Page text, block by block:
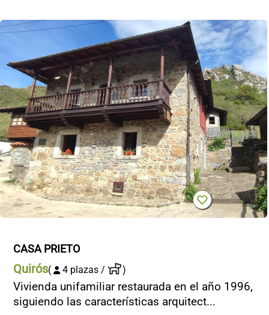
CASA PRIETO
Quirós( 4 plazas / )
Vivienda unifamiliar restaurada en el año 1996,
siguiendo las características arquitect...